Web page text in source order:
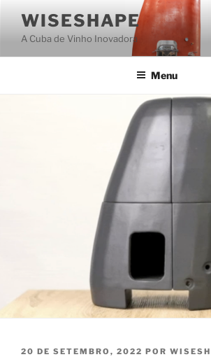
conteúdo
WISESHAPE
A Cuba de Vinho Inovadora
Menu
PUBLICADO
20 DE SETEMBRO, 2022 POR